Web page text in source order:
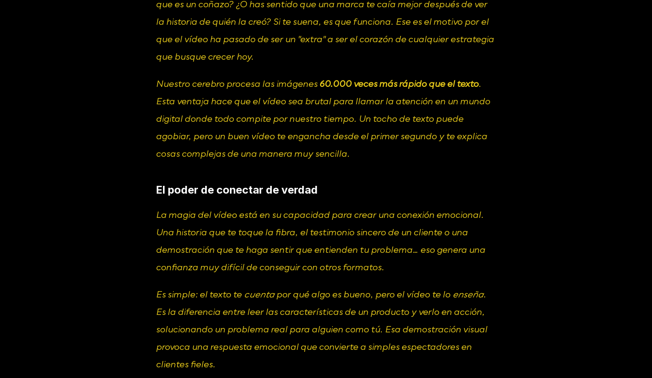
que es un coñazo? ¿O has sentido que una marca te caía mejor después de ver
la historia de quién la creó? Si te suena, es que funciona. Ese es el motivo por el
que el vídeo ha pasado de ser un "extra" a ser el corazón de cualquier estrategia
que busque crecer hoy.
Nuestro cerebro procesa las imágenes 60.000 veces más rápido que el texto.
Esta ventaja hace que el vídeo sea brutal para llamar la atención en un mundo
digital donde todo compite por nuestro tiempo. Un tocho de texto puede
agobiar, pero un buen vídeo te engancha desde el primer segundo y te explica
cosas complejas de una manera muy sencilla.
El poder de conectar de verdad
La magia del vídeo está en su capacidad para crear una conexión emocional.
Una historia que te toque la fibra, el testimonio sincero de un cliente o una
demostración que te haga sentir que entienden tu problema… eso genera una
confianza muy difícil de conseguir con otros formatos.
Es simple: el texto te cuenta por qué algo es bueno, pero el vídeo te lo enseña.
Es la diferencia entre leer las características de un producto y verlo en acción,
solucionando un problema real para alguien como tú. Esa demostración visual
provoca una respuesta emocional que convierte a simples espectadores en
clientes fieles.